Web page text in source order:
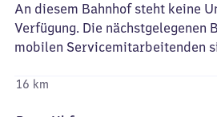
An diesem Bahnhof steht keine
Verfügung. Die nächstgelegenen
mobilen Servicemitarbeitenden
16 km